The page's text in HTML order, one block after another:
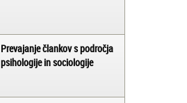
Prevajanje člankov s področja
psihologije in sociologije